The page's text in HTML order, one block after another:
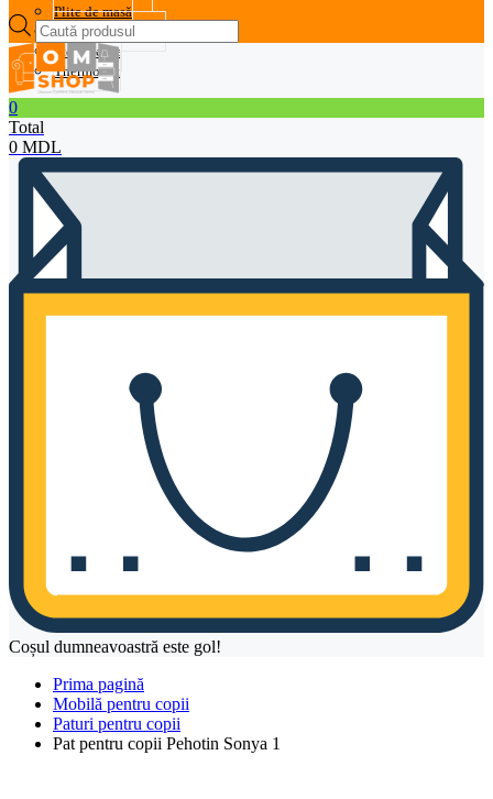
Plite de masă
Prăjitoare de pâine
Storcătoare
Thermopot
Products
search
0
Total
0 MDL
Coșul dumneavoastră este gol!
Prima pagină
Mobilă pentru copii
Paturi pentru copii
Pat pentru copii Pehotin Sonya 1